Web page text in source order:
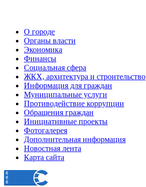
О городе
Органы власти
Экономика
Финансы
Социальная сфера
ЖКХ, архитектура и строительство
Информация для граждан
Муниципальные услуги
Противодействие коррупции
Обращения граждан
Инициативные проекты
Фотогалерея
Дополнительная информация
Новостная лента
Карта сайта